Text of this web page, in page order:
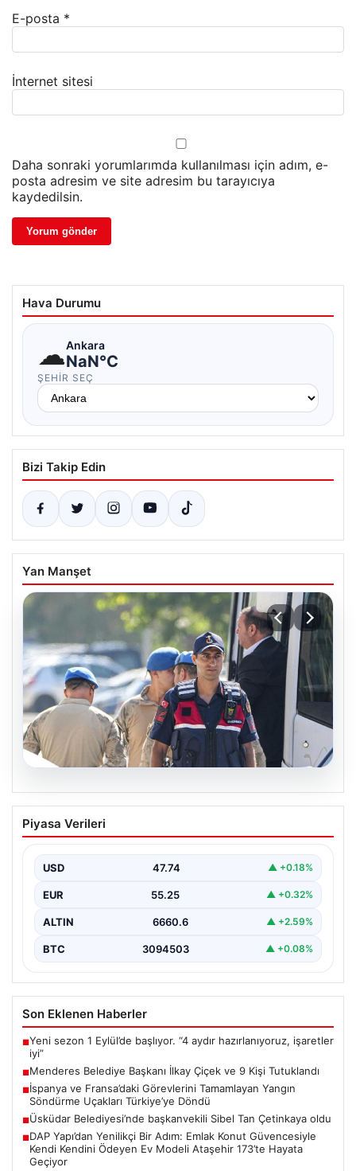
E-posta *
İnternet sitesi
Daha sonraki yorumlarımda kullanılması için adım, e-
posta adresim ve site adresim bu tarayıcıya
kaydedilsin.
Hava Durumu
☁Ankara
NaN°C
ŞEHIR SEÇ
Bizi Takip Edin
Yan Manşet
Menderes Belediye Başkanı İlkay Çiçek
ve 9 Kişi Tutuklandı
Çiçek’in de aralarında bulunduğu isimlere yönelik
yürütülen kapsamlı…
Piyasa Verileri
USD 47.74 ▲ +0.18%
EUR 55.25 ▲ +0.32%
ALTIN 6660.6 ▲ +2.59%
BTC 3094503 ▲ +0.08%
Son Eklenen Haberler
■Yeni sezon 1 Eylül’de başlıyor. “4 aydır hazırlanıyoruz, işaretler
iyi”
■Menderes Belediye Başkanı İlkay Çiçek ve 9 Kişi Tutuklandı
■İspanya ve Fransa’daki Görevlerini Tamamlayan Yangın
Söndürme Uçakları Türkiye’ye Döndü
■Üsküdar Belediyesi’nde başkanvekili Sibel Tan Çetinkaya oldu
■DAP Yapı’dan Yenilikçi Bir Adım: Emlak Konut Güvencesiyle
Kendi Kendini Ödeyen Ev Modeli Ataşehir 173’te Hayata
Geçiyor